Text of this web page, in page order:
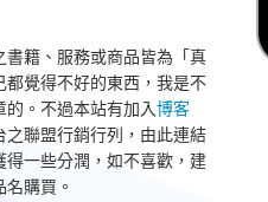
書籍、服務或商品皆為「真
都覺得不好的東西，我是不
的。不過本站有加入博客
之聯盟行銷行列，由此連結
得一些分潤，如不喜歡，建
購買。